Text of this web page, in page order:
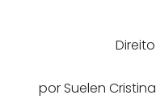
por Suelen Cristina